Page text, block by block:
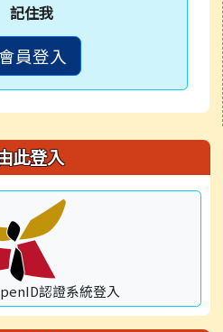
記住我
會員登入
此登入
認證系統登入